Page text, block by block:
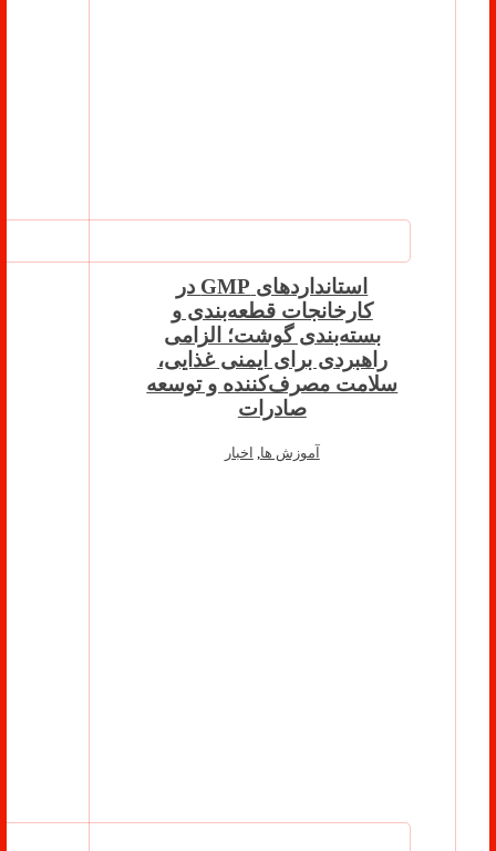
استانداردهای GMP در
کارخانجات قطعه‌بندی و
بسته‌بندی گوشت؛ الزامی
راهبردی برای ایمنی غذایی،
سلامت مصرف‌کننده و توسعه
صادرات
آموزش ها اخبار